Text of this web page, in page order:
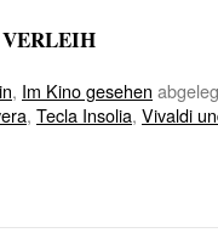
, Im Kino gesehen
, Tecla Insolia, Vivaldi